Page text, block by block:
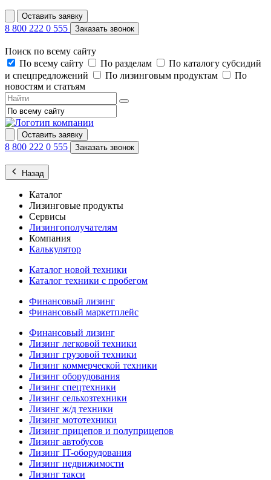
Оставить заявку
8 800 222 0 555 Заказать звонок
Поиск по всему сайту
По всему сайту
По разделам
По каталогу субсидий
и спецпредложений
По лизинговым продуктам
По
новостям и статьям
Оставить заявку
8 800 222 0 555 Заказать звонок
Назад
Каталог
Лизинговые продукты
Сервисы
Лизингополучателям
Компания
Калькулятор
Каталог новой техники
Каталог техники с пробегом
Финансовый лизинг
Финансовый маркетплейс
Финансовый лизинг
Лизинг легковой техники
Лизинг грузовой техники
Лизинг коммерческой техники
Лизинг оборудования
Лизинг спецтехники
Лизинг сельхозтехники
Лизинг ж/д техники
Лизинг мототехники
Лизинг прицепов и полуприцепов
Лизинг автобусов
Лизинг IT-оборудования
Лизинг недвижимости
Лизинг такси